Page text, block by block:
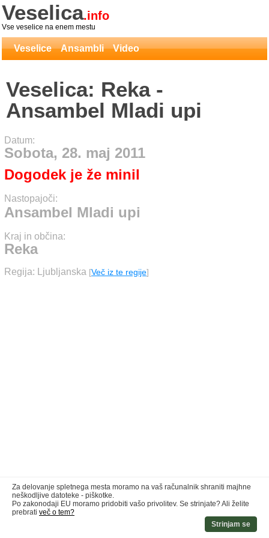
Veselica.info
Vse veselice na enem mestu
Veselice Ansambli Video
Veselica: Reka -
Ansambel Mladi upi
Datum:
Sobota, 28. maj 2011
Dogodek je že minil
Nastopajoči:
Ansambel Mladi upi
Kraj in občina:
Reka
Regija: Ljubljanska [Več iz te regije]
Za delovanje spletnega mesta moramo na vaš računalnik shraniti majhne
neškodljive datoteke - piškotke.
Po zakonodaji EU moramo pridobiti vašo privolitev. Se strinjate? Ali želite
prebrati več o tem?
Strinjam se